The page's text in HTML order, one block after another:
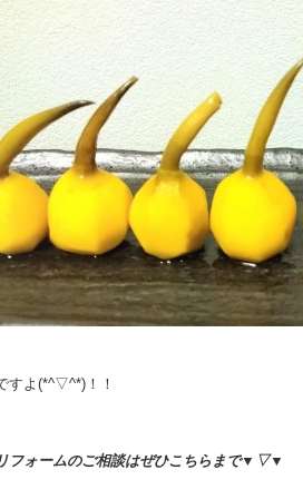
すよ(*^▽^*)！！
ォームのご相談はぜひこちらまで▼▽▼